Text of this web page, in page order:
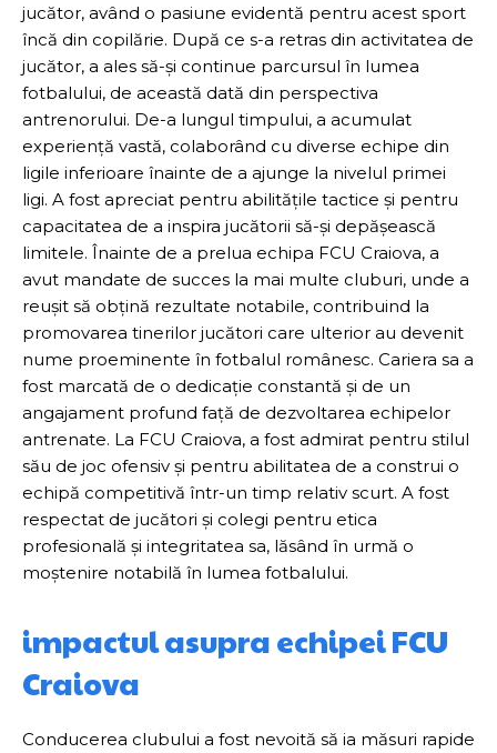
jucător, având o pasiune evidentă pentru acest sport
încă din copilărie. După ce s-a retras din activitatea de
jucător, a ales să-și continue parcursul în lumea
fotbalului, de această dată din perspectiva
antrenorului. De-a lungul timpului, a acumulat
experiență vastă, colaborând cu diverse echipe din
ligile inferioare înainte de a ajunge la nivelul primei
ligi. A fost apreciat pentru abilitățile tactice și pentru
capacitatea de a inspira jucătorii să-și depășească
limitele. Înainte de a prelua echipa FCU Craiova, a
avut mandate de succes la mai multe cluburi, unde a
reușit să obțină rezultate notabile, contribuind la
promovarea tinerilor jucători care ulterior au devenit
nume proeminente în fotbalul românesc. Cariera sa a
fost marcată de o dedicație constantă și de un
angajament profund față de dezvoltarea echipelor
antrenate. La FCU Craiova, a fost admirat pentru stilul
său de joc ofensiv și pentru abilitatea de a construi o
echipă competitivă într-un timp relativ scurt. A fost
respectat de jucători și colegi pentru etica
profesională și integritatea sa, lăsând în urmă o
moștenire notabilă în lumea fotbalului.
impactul asupra echipei FCU
Craiova
Conducerea clubului a fost nevoită să ia măsuri rapide